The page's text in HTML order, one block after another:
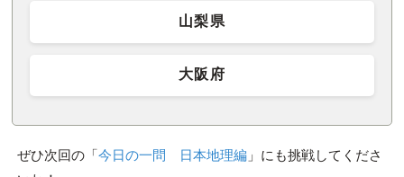
山梨県
大阪府
ぜひ次回の「今日の一問 日本地理編」にも挑戦してくださ